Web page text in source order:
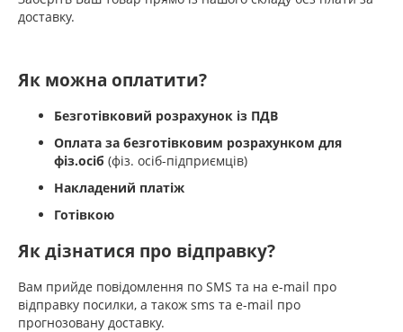
доставку.
Як можна оплатити?
Безготівковий розрахунок із ПДВ
Оплата за безготівковим розрахунком для
фіз.осіб (фіз. осіб-підприємців)
Накладений платіж
Готівкою
Як дізнатися про відправку?
Вам прийде повідомлення по SMS та на e-mail про
відправку посилки, а також sms та e-mail про
прогнозовану доставку.